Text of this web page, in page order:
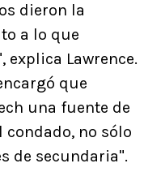
dieron la
a lo que
explica Lawrence.
que
una fuente de
condado, no sólo
de secundaria".